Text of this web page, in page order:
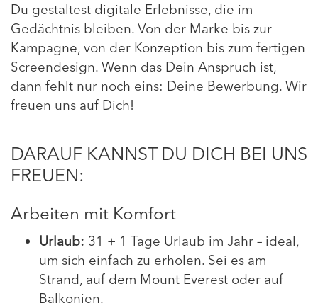
Du gestaltest digitale Erlebnisse, die im
Gedächtnis bleiben. Von der Marke bis zur
Kampagne, von der Konzeption bis zum fertigen
Screendesign. Wenn das Dein Anspruch ist,
dann fehlt nur noch eins: Deine Bewerbung. Wir
freuen uns auf Dich!
DARAUF KANNST DU DICH BEI UNS
FREUEN:
Arbeiten mit Komfort
Urlaub: 31 + 1 Tage Urlaub im Jahr – ideal,
um sich einfach zu erholen. Sei es am
Strand, auf dem Mount Everest oder auf
Balkonien.